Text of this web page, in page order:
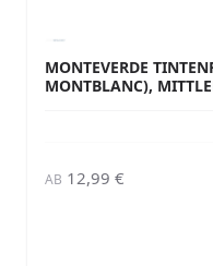
MONTEVERDE
MONTBLANC),
AB 12,99 €